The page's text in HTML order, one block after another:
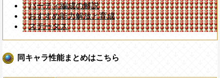
パーティ編成の解説
おすすめ能力解放と育成
ステータス
同キャラ性能まとめはこちら